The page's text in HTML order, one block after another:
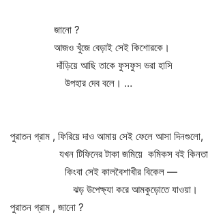
জানো ?
আজও খুঁজে বেড়াই সেই কিশোরকে।
দাঁড়িয়ে আছি তাকে ফুসফুস ভরা হাসি
উপহার দেব বলে। …
পুরাতন গ্রাম , ফিরিয়ে দাও আমায় সেই ফেলে আসা দিনগুলো,
যখন টিফিনের টাকা জমিয়ে কমিকস বই
কিংবা সেই কালবৈশাখীর বিকেল —
ঝড় উপেক্ষ্যা করে আমকুড়োতে যাওয়া।
পুরাতন গ্রাম , জানো ?